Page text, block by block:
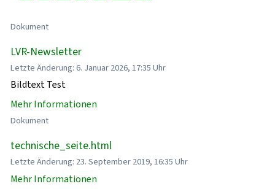
Dokument
LVR-Newsletter
Letzte Änderung: 6. Januar 2026, 17:35 Uhr
Bildtext Test
Mehr Informationen
Dokument
technische_seite.html
Letzte Änderung: 23. September 2019, 16:35 Uhr
Mehr Informationen